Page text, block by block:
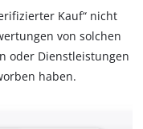
Kauf“ nicht
von solchen
oder Dienstleistungen
haben.